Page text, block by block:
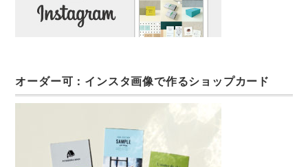
オーダー可：インスタ画像で作るショップカード